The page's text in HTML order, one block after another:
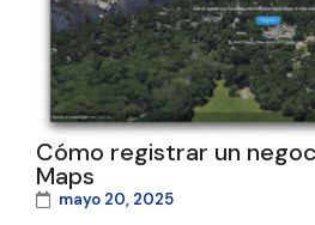
Cómo registrar un
Maps
mayo 20, 2025